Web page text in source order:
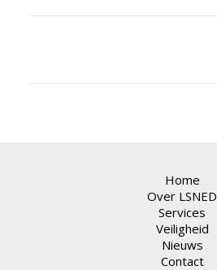
Home
Over LSNED
Services
Veiligheid
Nieuws
Contact